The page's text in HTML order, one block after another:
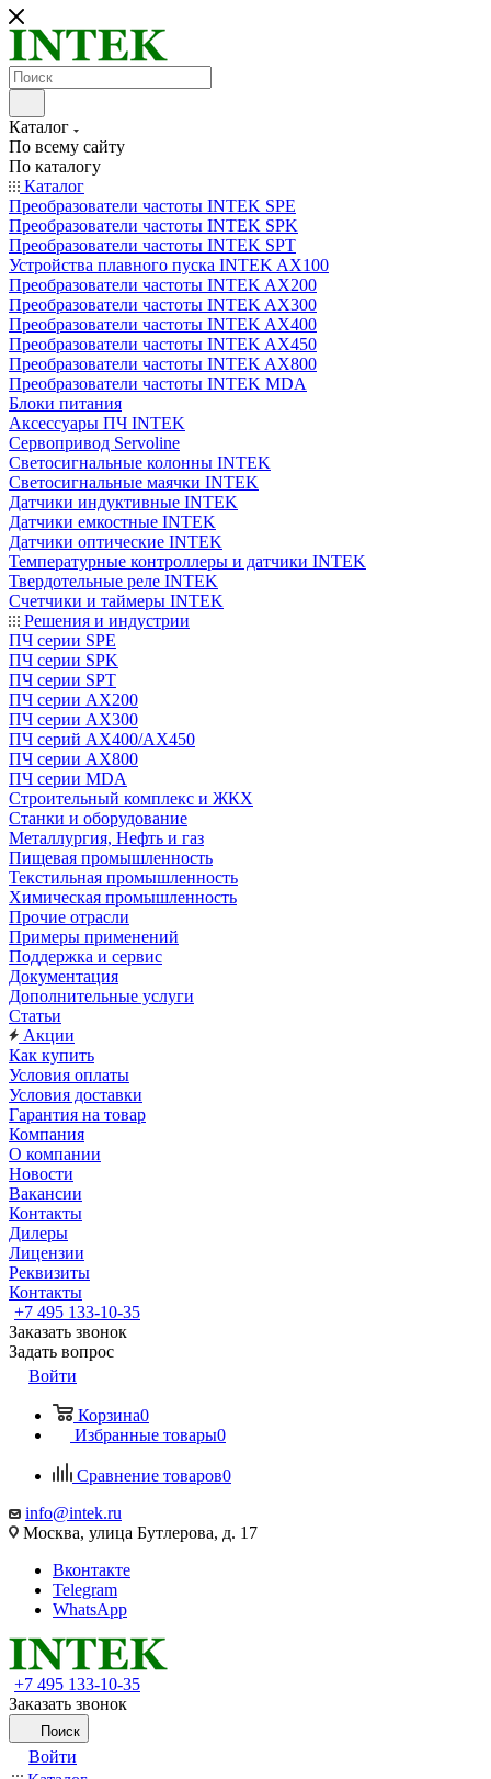
Каталог
По всему сайту
По каталогу
Каталог
Преобразователи частоты INTEK SPE
Преобразователи частоты INTEK SPK
Преобразователи частоты INTEK SPT
Устройства плавного пуска INTEK AX100
Преобразователи частоты INTEK AX200
Преобразователи частоты INTEK AX300
Преобразователи частоты INTEK AX400
Преобразователи частоты INTEK AX450
Преобразователи частоты INTEK AX800
Преобразователи частоты INTEK MDA
Блоки питания
Аксессуары ПЧ INTEK
Сервопривод Servoline
Светосигнальные колонны INTEK
Светосигнальные маячки INTEK
Датчики индуктивные INTEK
Датчики емкостные INTEK
Датчики оптические INTEK
Температурные контроллеры и датчики INTEK
Твердотельные реле INTEK
Счетчики и таймеры INTEK
Решения и индустрии
ПЧ серии SPE
ПЧ серии SPK
ПЧ серии SPT
ПЧ серии AX200
ПЧ серии AX300
ПЧ серий AX400/AX450
ПЧ серии AX800
ПЧ серии MDA
Строительный комплекс и ЖКХ
Станки и оборудование
Металлургия, Нефть и газ
Пищевая промышленность
Текстильная промышленность
Химическая промышленность
Прочие отрасли
Примеры применений
Поддержка и сервис
Документация
Дополнительные услуги
Статьи
Акции
Как купить
Условия оплаты
Условия доставки
Гарантия на товар
Компания
О компании
Новости
Вакансии
Контакты
Дилеры
Лицензии
Реквизиты
Контакты
+7 495 133-10-35
Заказать звонок
Задать вопрос
Войти
Корзина0
Избранные товары0
Сравнение товаров0
info@intek.ru
Москва, улица Бутлерова, д. 17
Вконтакте
Telegram
WhatsApp
+7 495 133-10-35
Заказать звонок
Поиск
Войти